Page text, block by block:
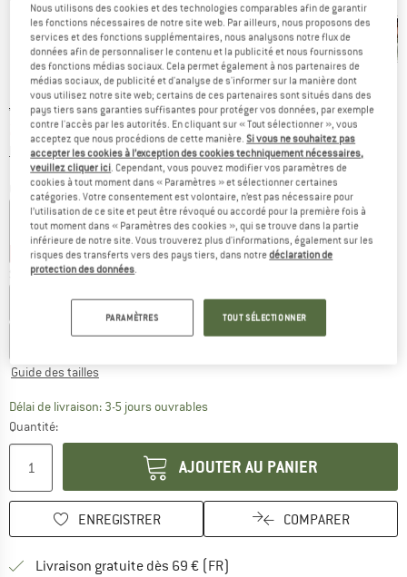
Prix initial :
49,95€
Prix:
27,47€ TVA incl.
hors Frais de livraisonInformations sur les frais de livraison. Ouvre une
Couleur:Wonder Taupe / Pure Tangerine
-40 % -45 %
Sélectionner taille:
EU128 EU140 EU152 EU164
Guide des tailles
Délai de livraison: 3-5 jours ouvrablesLe lien s'ouvre dans une boîte
Quantité:
AJOUTER AU PANIER
ENREGISTRER COMPARER
Livraison gratuite dès 69 € (FR)
Nous utilisons des cookies et des technologies comparables afin de garantir
les fonctions nécessaires de notre site web. Par ailleurs, nous proposons des
services et des fonctions supplémentaires, nous analysons notre flux de
données afin de personnaliser le contenu et la publicité et nous fournissons
des fonctions médias sociaux. Cela permet également à nos partenaires de
médias sociaux, de publicité et d'analyse de s'informer sur la manière dont
vous utilisez notre site web; certains de ces partenaires sont situés dans des
pays tiers sans garanties suffisantes pour protéger vos données, par exemple
contre l'accès par les autorités. En cliquant sur « Tout sélectionner », vous
acceptez que nous procédions de cette manière.Si vous ne souhaitez pas
accepter les cookies à l’exception des cookies techniquement nécessaires,
veuillez cliquer ici. Cependant, vous pouvez modifier vos paramètres de
cookies à tout moment dans « Paramètres » et sélectionner certaines
catégories. Votre consentement est volontaire, n’est pas nécessaire pour
l’utilisation de ce site et peut être révoqué ou accordé pour la première fois à
tout moment dans « Paramètres des cookies », qui se trouve dans la partie
inférieure de notre site. Vous trouverez plus d'informations, également sur les
risques des transferts vers des pays tiers, dans notredéclaration de
protection des données.
PARAMÈTRES TOUT SÉLECTIONNER